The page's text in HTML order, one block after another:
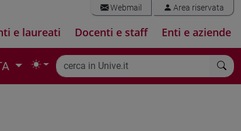
Webmail Area riservata
e laureati Docenti e staff Enti e aziende